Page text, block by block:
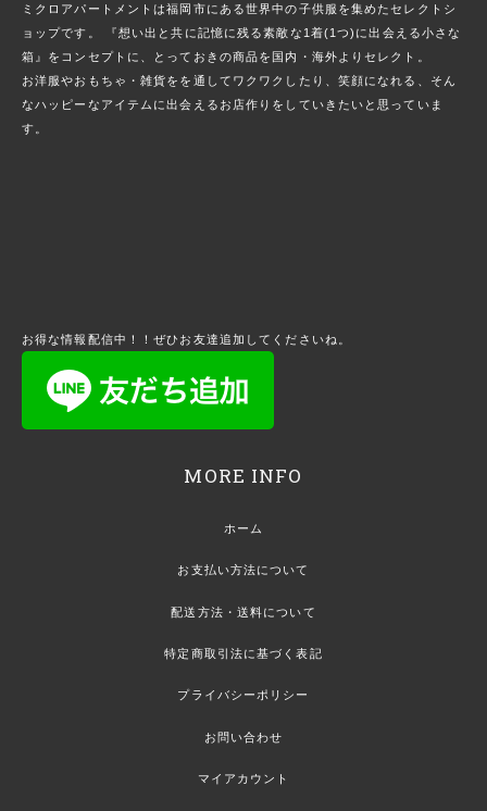
ミクロアパートメントは福岡市にある世界中の子供服を集めたセレクトシ
ョップです。 『想い出と共に記憶に残る素敵な1着(1つ)に出会える小さな
箱』をコンセプトに、とっておきの商品を国内・海外よりセレクト。
お洋服やおもちゃ・雑貨をを通してワクワクしたり、笑顔になれる、そん
なハッピーなアイテムに出会えるお店作りをしていきたいと思っていま
す。
お得な情報配信中！！ぜひお友達追加してくださいね。
MORE INFO
ホーム
お支払い方法について
配送方法・送料について
特定商取引法に基づく表記
プライバシーポリシー
お問い合わせ
マイアカウント